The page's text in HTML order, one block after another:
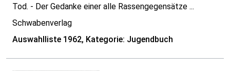
Tod. - Der Gedanke einer alle Rassengegensätze ...
Schwabenverlag
Auswahlliste 1962, Kategorie: Jugendbuch